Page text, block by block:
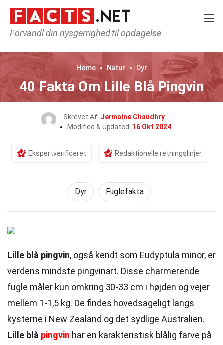
Forvandl din nysgerrighed til opdagelse
Home Natur Dyr
40 Fakta Om Lille Blå Pingvin
Skrevet Af: Jermaine Chaudhry
Modified & Updated: 16 Okt 2024
Ekspertverificeret Redaktionelle retningslinjer
Dyr Fuglefakta
Lille blå pingvin, også kendt som Eudyptula minor, er
verdens mindste pingvinart. Disse charmerende
fugle måler kun omkring 30-33 cm i højden og vejer
mellem 1-1,5 kg. De findes hovedsageligt langs
kysterne i New Zealand og det sydlige Australien.
Lille blå pingvin har en karakteristisk blålig farve på